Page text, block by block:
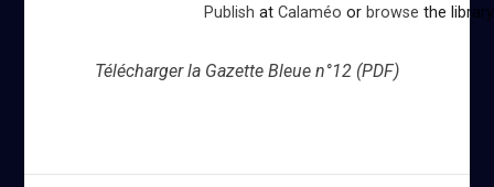
Publish at Calaméo or browse the
Télécharger la Gazette Bleue n°12 (PDF)